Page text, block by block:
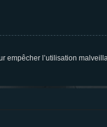
empêcher l’utilisation